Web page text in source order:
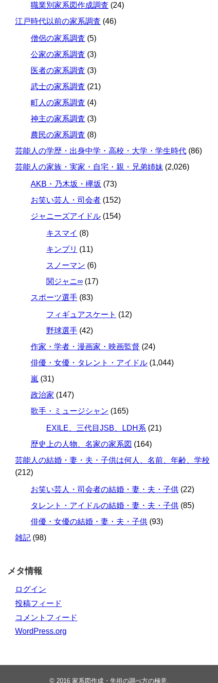
職業別家系図作成調査 (24)
江戸時代以前の家系調査 (46)
僧侶の家系調査 (5)
公家の家系調査 (3)
医者の家系調査 (3)
武士の家系調査 (21)
町人の家系調査 (4)
神主の家系調査 (3)
農民の家系調査 (8)
芸能人の学歴・出身中学・高校・大学・学生時代 (86)
芸能人の家族・実家・自宅・親・兄弟姉妹 (2,026)
AKB・乃木坂・欅坂 (73)
お笑い芸人・司会者 (152)
ジャニーズアイドル (154)
キスマイ (8)
キンプリ (11)
スノーマン (6)
関ジャニ∞ (17)
スポーツ選手 (83)
フィギュアスケート (12)
野球選手 (42)
作家・学者・漫画家・映画監督 (24)
俳優・女優・タレント・アイドル (1,044)
嵐 (31)
政治家 (147)
歌手・ミュージシャン (165)
EXILE、三代目JSB、LDH系 (21)
歴史上の人物、名家の家系図 (164)
芸能人の結婚・妻・夫・子供は何人、名前、年齢、学校
(212)
お笑い芸人・司会者の結婚・妻・夫・子供 (22)
タレント・アイドルの結婚・妻・夫・子供 (85)
俳優・女優の結婚・妻・夫・子供 (93)
雑記 (98)
メタ情報
ログイン
投稿フィード
コメントフィード
WordPress.org
© 2016 家系図作成・先祖の調べ方の極意.